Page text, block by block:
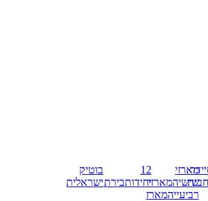
חבית
מארזי
שישיהמארזי
רביעייהמארז
12
יחידותבירת
בוטיק
ישראלית